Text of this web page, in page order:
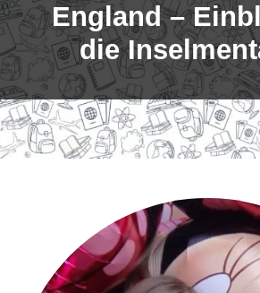
England –
die